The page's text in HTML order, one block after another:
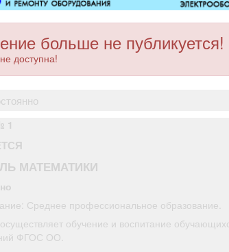
больше не публикуется!
доступна!
1
МАТЕМАТИКИ
Среднее профессиональное образование.
обучение и воспитание
ФГОС ОО.